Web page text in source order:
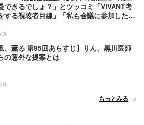
できるでしょ？」とツッコミ「VIVANT考
する視聴者目線」「私も会議に参加した
ス
、薫る 第95回あらすじ】りん、黒川医師
の意外な提案とは
ス
もっとみる